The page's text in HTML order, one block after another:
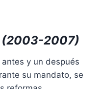
(2003-2007)
y un después
su mandato, se